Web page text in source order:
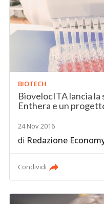
BIOTECH
BiovelocITA lancia
Enthera e un
24 Nov 2016
di Redazione
Condividi